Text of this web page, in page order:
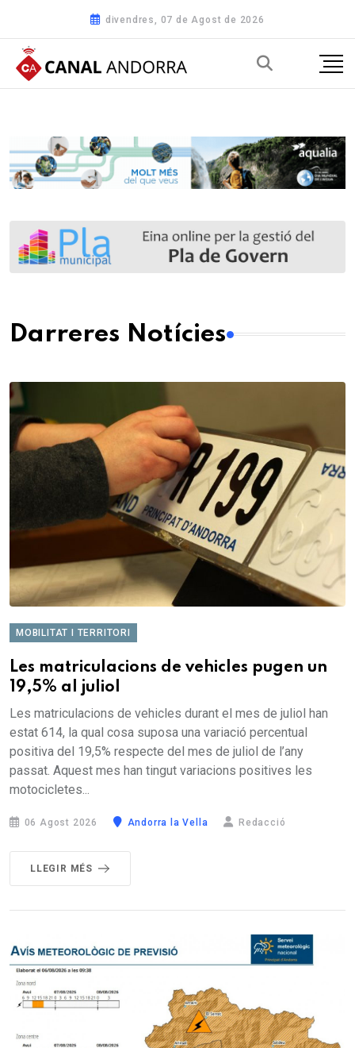
divendres, 07 de Agost de 2026
Darreres Notícies
MOBILITAT I TERRITORI
Les matriculacions de vehicles pugen un
19,5% al juliol
Les matriculacions de vehicles durant el mes de juliol han
estat 614, la qual cosa suposa una variació percentual
positiva del 19,5% respecte del mes de juliol de l’any
passat. Aquest mes han tingut variacions positives les
motocicletes...
06 Agost 2026 Andorra la Vella Redacció
LLEGIR MÉS